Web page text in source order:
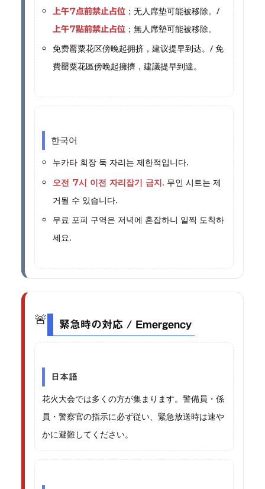
上午7点前禁止占位 ；无人席垫可能被移除。/
上午7點前禁止占位 ；無人席墊可能被移除。
免费罂粟花区傍晚起拥挤，建议提早到达。/ 免
費罌粟花區傍晚起擁擠，建議提早到達。
한국어
누카타 회장 둑 자리는 제한적입니다.
오전 7시 이전 자리잡기 금지 . 무인 시트는 제
거될 수 있습니다.
무료 포피 구역은 저녁에 혼잡하니 일찍 도착하
세요.
🚨 緊急時の対応 / Emergency
日本語
花火大会では多くの方が集まります。警備員・係
員・警察官の指示に必ず従い、緊急放送時は速や
かに避難してください。